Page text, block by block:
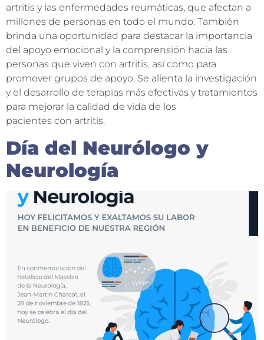
artritis y las enfermedades reumáticas, que afectan a
millones de personas en todo el mundo. También
brinda una oportunidad para destacar la importancia
del apoyo emocional y la comprensión hacia las
personas que viven con artritis, así como para
promover grupos de apoyo. Se alienta la investigación
y el desarrollo de terapias más efectivas y tratamientos
para mejorar la calidad de vida de los
pacientes con artritis.
Día del Neurólogo y
Neurología